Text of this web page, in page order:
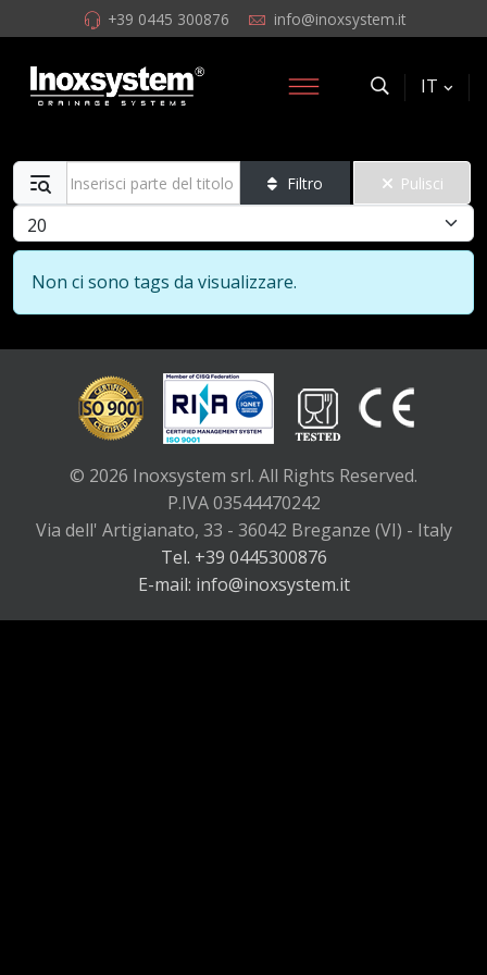
+39 0445 300876 info@inoxsystem.it
IT
Inserisci parte del titolo Filtro Pulisci
Visualizza #
Info
Non ci sono tags da visualizzare.
© 2026 Inoxsystem srl. All Rights Reserved.
P.IVA 03544470242
Via dell' Artigianato, 33 - 36042 Breganze (VI) - Italy
Tel. +39 0445300876
E-mail: info@inoxsystem.it